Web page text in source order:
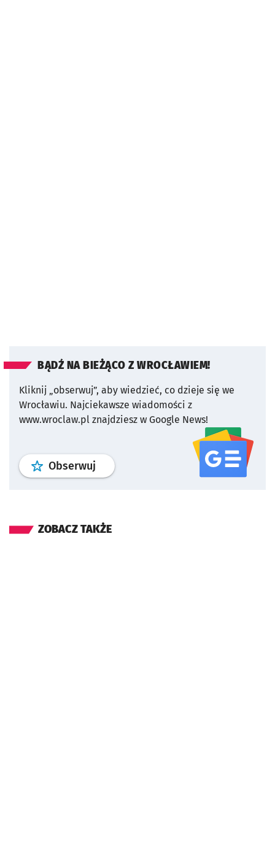
BĄDŹ NA BIEŻĄCO Z WROCŁAWIEM!
Kliknij „obserwuj”, aby wiedzieć, co dzieje się we
Wrocławiu. Najciekawsze wiadomości z
www.wroclaw.pl znajdziesz w Google News!
Obserwuj profil serwisu
ZOBACZ TAKŻE